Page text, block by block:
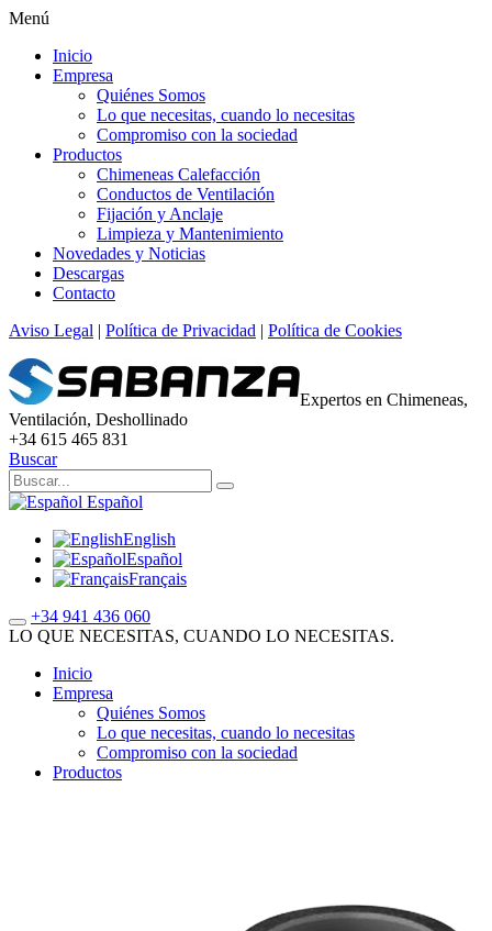
Menú
Inicio
Empresa
Quiénes Somos
Lo que necesitas, cuando lo necesitas
Compromiso con la sociedad
Productos
Chimeneas Calefacción
Conductos de Ventilación
Fijación y Anclaje
Limpieza y Mantenimiento
Novedades y Noticias
Descargas
Contacto
Aviso Legal | Política de Privacidad | Política de Cookies
Expertos en Chimeneas,
Ventilación, Deshollinado
+34 615 465 831
Buscar
Español
English
Español
Français
+34 941 436 060
LO QUE NECESITAS, CUANDO LO NECESITAS.
Inicio
Empresa
Quiénes Somos
Lo que necesitas, cuando lo necesitas
Compromiso con la sociedad
Productos